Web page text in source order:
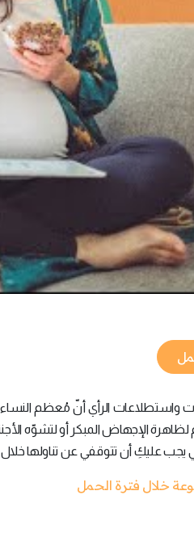
واستطلاعات الرأي أنّ مُعظم
الإجهاض المبكر أو لتشوّه
يجب عليكِ أن تتوقفي عن تناولها